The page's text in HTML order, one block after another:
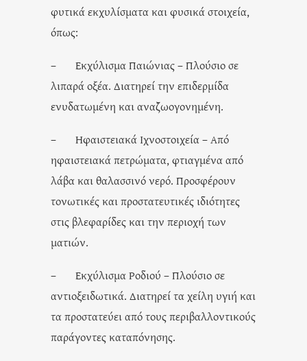
φυτικά εκχυλίσματα και φυσικά στοιχεία,
όπως:
– Εκχύλισμα Παιώνιας – Πλούσιο σε
λιπαρά οξέα. Διατηρεί την επιδερμίδα
ενυδατωμένη και αναζωογονημένη.
– Ηφαιστειακά Ιχνοστοιχεία – Από
ηφαιστειακά πετρώματα, φτιαγμένα από
λάβα και θαλασσινό νερό. Προσφέρουν
τονωτικές και προστατευτικές ιδιότητες
στις βλεφαρίδες και την περιοχή των
ματιών.
– Εκχύλισμα Ροδιού – Πλούσιο σε
αντιοξειδωτικά. Διατηρεί τα χείλη υγιή και
τα προστατεύει από τους περιβαλλοντικούς
παράγοντες καταπόνησης.